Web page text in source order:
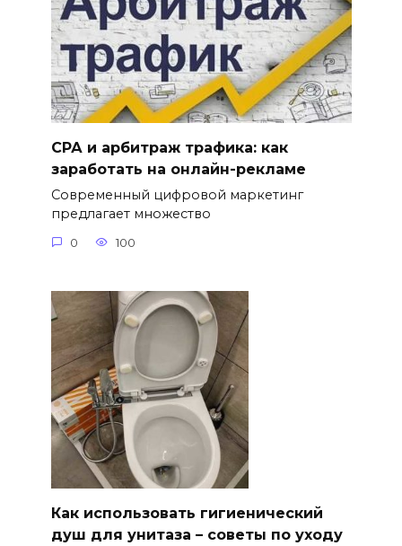
СРА и арбитраж трафика: как
заработать на онлайн-рекламе
Современный цифровой маркетинг
предлагает множество
0 100
Как использовать гигиенический
душ для унитаза – советы по уходу